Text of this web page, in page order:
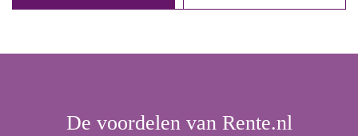
De voordelen van Rente.nl